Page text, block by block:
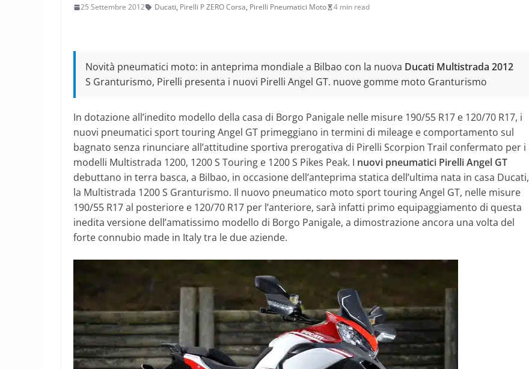
25 Settembre 2012 Ducati, Pirelli P ZERO Corsa, Pirelli Pneumatici Moto 4 min read
Novità pneumatici moto: in anteprima mondiale a Bilbao con la nuova Ducati Multistrada 2012
S Granturismo, Pirelli presenta i nuovi Pirelli Angel GT. nuove gomme moto Granturismo
In dotazione all’inedito modello della casa di Borgo Panigale nelle misure 190/55 R17 e 120/70 R17, i
nuovi pneumatici sport touring Angel GT primeggiano in termini di mileage e comportamento sul
bagnato senza rinunciare all’attitudine sportiva prerogativa di Pirelli Scorpion Trail confermato per i
modelli Multistrada 1200, 1200 S Touring e 1200 S Pikes Peak. I nuovi pneumatici Pirelli Angel GT
debuttano in terra basca, a Bilbao, in occasione dell’anteprima statica dell’ultima nata in casa Ducati,
la Multistrada 1200 S Granturismo. Il nuovo pneumatico moto sport touring Angel GT, nelle misure
190/55 R17 al posteriore e 120/70 R17 per l’anteriore, sarà infatti primo equipaggiamento di questa
inedita versione dell’amatissimo modello di Borgo Panigale, a dimostrazione ancora una volta del
forte connubio made in Italy tra le due aziende.